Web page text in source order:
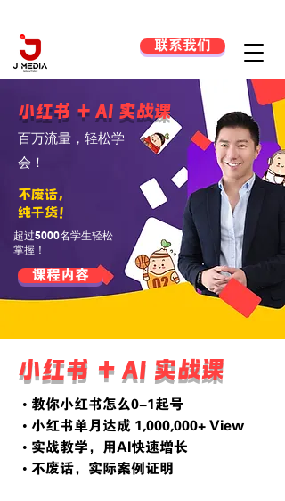
联系我们
小红书 + AI 实战课
百万流量，轻松学
会！
不废话，
纯干货！
超过5000名学生轻松
掌握！
课程内容
小红书 + AI 实战课
• 教你小红书怎么0-1起号
• 小红书单月达成 1,000,000+ View
• 实战教学，用AI快速增长
• 不废话，实际案例证明